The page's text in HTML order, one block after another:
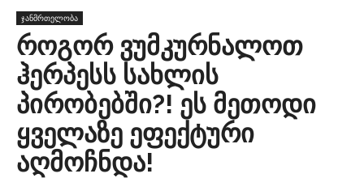
ჯანმრთელობა
როგორ ვუმკურნალოთ
ჰერპესს სახლის
პირობებში?! ეს მეთოდი
ყველაზე ეფექტური
აღმოჩნდა!